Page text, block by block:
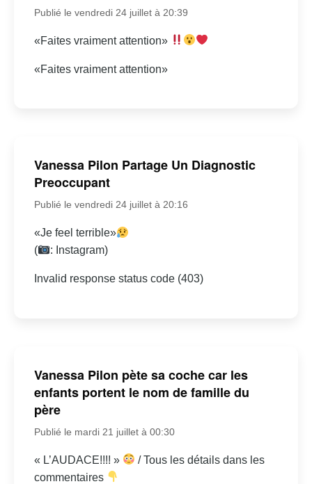
Publié le vendredi 24 juillet à 20:39
«Faites vraiment attention»
«Faites vraiment attention»
Vanessa Pilon Partage Un Diagnostic
Preoccupant
Publié le vendredi 24 juillet à 20:16
«Je feel terrible»
(
: Instagram)
Invalid response status code (403)
Vanessa Pilon pète sa coche car les
enfants portent le nom de famille du
père
Publié le mardi 21 juillet à 00:30
« L’AUDACE!!!! »
/ Tous les détails dans les
commentaires